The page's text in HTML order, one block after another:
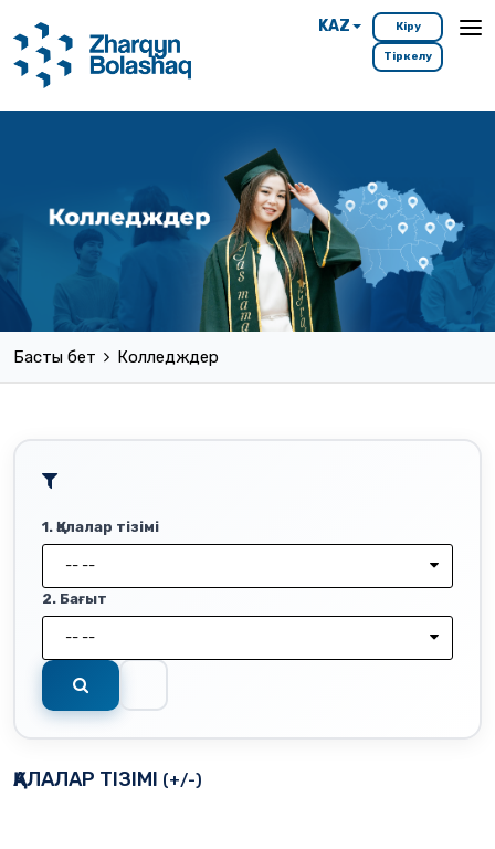
KAZ Кіру
Тіркелу
Басты бет Колледждер
1. Қалалар тізімі
-- --
2. Бағыт
-- --
ҚАЛАЛАР ТІЗІМІ (+/-)